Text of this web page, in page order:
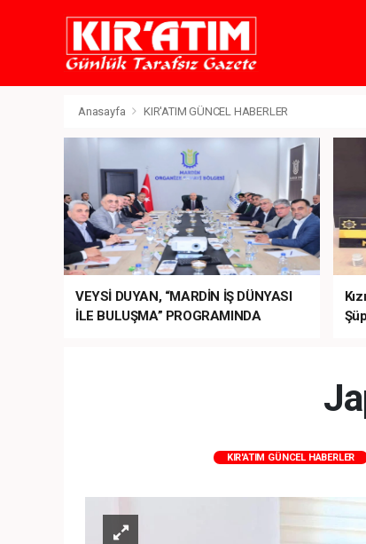
Anasayfa KIR'ATIM GÜNCEL HABERLER
VEYSİ DUYAN, “MARDİN İŞ DÜNYASI
İLE BULUŞMA” PROGRAMINDA
KIR'ATIM GÜNCEL HABERLER